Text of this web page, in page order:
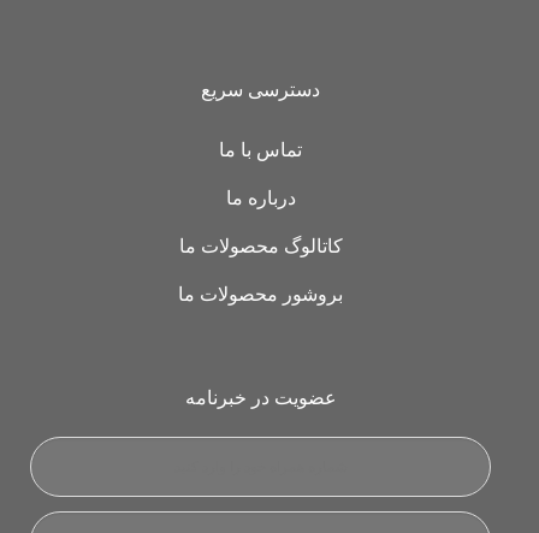
دسترسی سریع
تماس با ما
درباره ما
کاتالوگ محصولات ما
بروشور محصولات ما
عضویت در خبرنامه